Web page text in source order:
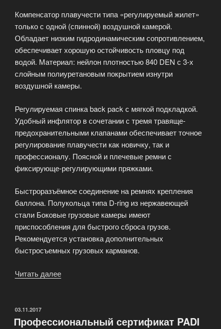
Компенсатор плавучести типа «регулируемый жилет»
только с одной (спинной) воздушной камерой.
Обладает низким гидродинамическим сопротивлением,
обеспечивает хорошую остойчивость пловцу под
водой. Материал: нейлон плотностью 840 DEN с 3-х
слойным полиуретановым покрытием изнутри
воздушной камеры.
Регулируемая спинка back pack с мягкой подкладкой.
Удобный инфлятор в сочетании с тремя травяще-
предохранительными клапанами обеспечивает точное
регулирование плавучести как новичку, так и
профессионалу. Поясной и плечевые ремни с
фиксирующе-регулирующими пряжками.
Быстроразъёмное соединение на ремнях крепления
баллона. Полукольца типа D-ring из нержавеющей
стали Боковые грузовые камеры имеют
приспособления для быстрого сброса грузов.
Рекомендуется установка дополнительных
быстросъемных грузовых карманов.
Читать далее
evolution
ОПУБЛИКОВАНО
03.11.2017
Профессиональный сертификат PADI